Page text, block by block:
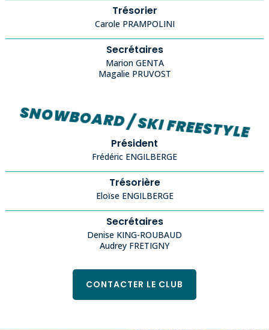
Trésorier
Carole PRAMPOLINI
Secrétaires
Marion GENTA
Magalie PRUVOST
SNOWBOARD / SKI FREESTYLE
Président
Frédéric ENGILBERGE
Trésorière
Eloïse ENGILBERGE
Secrétaires
Denise KING-ROUBAUD
Audrey FRETIGNY
CONTACTER LE CLUB